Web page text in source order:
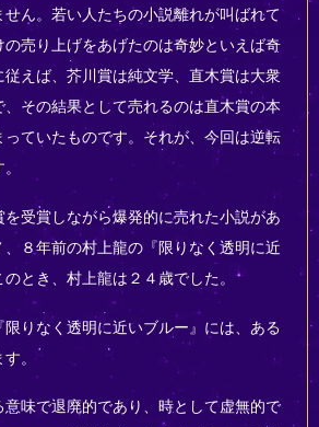
せん。若い人たちの小説離れが叫ばれて
の売り上げをあげたのは奇妙といえば奇
えば、芥川賞は純文学、直木賞は大衆
その結果として売れるのは直木賞の本
っていたものです。それが、今回は逆転
を受賞しながら爆発的に売れた小説があ
、８年前の村上龍の『限りなく透明に近
とき、村上龍は２４歳でした。
限りなく透明に近いブルー』には、ある
。
味で退廃的であり、時として虚無的で